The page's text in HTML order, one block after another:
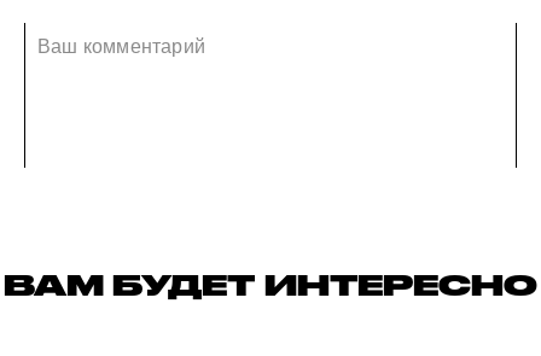
ВАМ БУДЕТ ИНТЕРЕСНО